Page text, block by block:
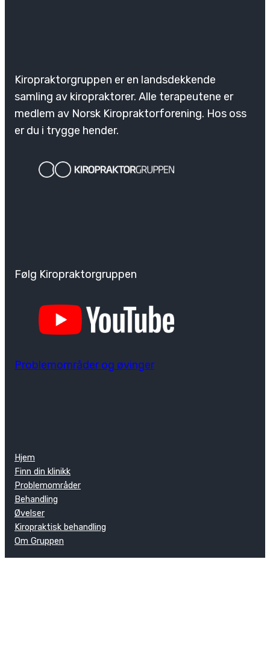
Kiropraktorgruppen er en landsdekkende
samling av kiropraktorer. Alle terapeutene er
medlem av Norsk Kiropraktorforening. Hos oss
er du i trygge hender.
Følg Kiropraktorgruppen
Problemområder og øvinger
Hjem
Finn din klinikk
Problemområder
Behandling
Øvelser
Kiropraktisk behandling
Om Gruppen